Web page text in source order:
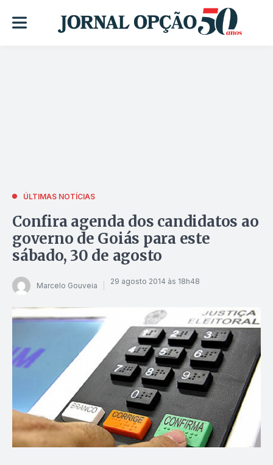
ÚLTIMAS NOTÍCIAS
Confira agenda dos candidatos ao
governo de Goiás para este
sábado, 30 de agosto
Marcelo Gouveia 29 agosto 2014 às 18h48